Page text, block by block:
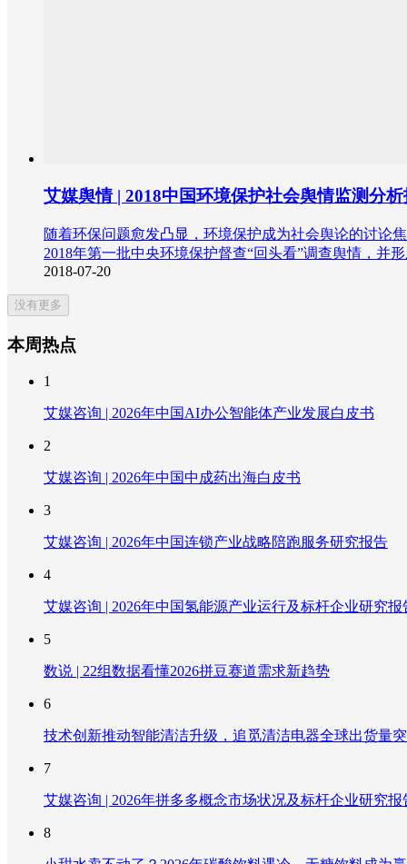
艾媒舆情 | 2018中国环境保护社会舆情监测分
随着环保问题愈发凸显，环境保护成为社会舆论的讨论
2018年第一批中央环境保护督查“回头看”调查舆情，并
2018-07-20
没有更多
本周热点
1
艾媒咨询 | 2026年中国AI办公智能体产业发展白皮书
2
艾媒咨询 | 2026年中国中成药出海白皮书
3
艾媒咨询 | 2026年中国连锁产业战略陪跑服务研究报告
4
艾媒咨询 | 2026年中国氢能源产业运行及标杆企业研究报
5
数说 | 22组数据看懂2026拼豆赛道需求新趋势
6
技术创新推动智能清洁升级，追觅清洁电器全球出货量
7
艾媒咨询 | 2026年拼多多概念市场状况及标杆企业研究报
8